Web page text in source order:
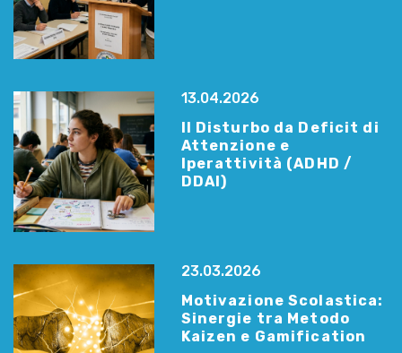
13.04.2026
Il Disturbo da Deficit di
Attenzione e
Iperattività (ADHD /
DDAI)
23.03.2026
Motivazione Scolastica:
Sinergie tra Metodo
Kaizen e Gamification